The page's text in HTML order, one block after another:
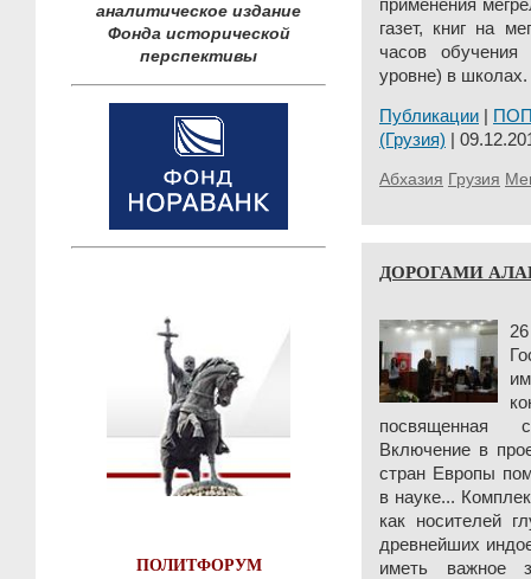
аналитическое издание
Фонда исторической
перспективы
ПОЛИТФОРУМ
применения
газет, книг на
часов
уровне) в школах.
Публикации
(Грузия) |
Абхазия Грузия
ДОРОГАМИ
посвященная
Включение в
стран Европы
в науке...
как носителей
древнейших
иметь важное